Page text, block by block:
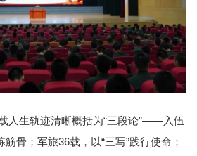
人生轨迹清晰概括为“三段论”——入伍
筋骨；军旅36载，以“三写”践行使命；